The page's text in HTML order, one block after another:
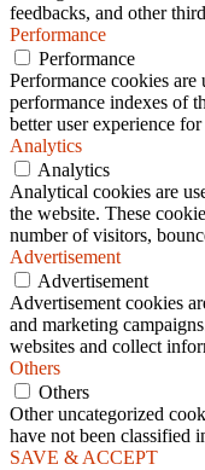
feedbacks, and other
Performance
Performance
Performance cookies are
performance indexes of
better user experience
Analytics
Analytics
Analytical cookies are
the website. These
number of visitors,
Advertisement
Advertisement
Advertisement cookies
and marketing
websites and collect
Others
Others
Other uncategorized
have not been classified
SAVE & ACCEPT